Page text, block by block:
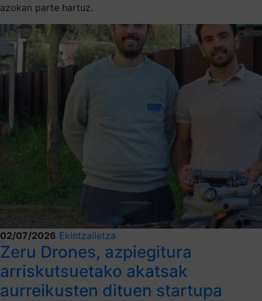
azokan parte hartuz.
02/07/2026 Ekintzailetza
Zeru Drones, azpiegitura
arriskutsuetako akatsak
aurreikusten dituen startupa